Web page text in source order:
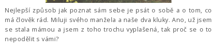
Nejlepší způsob jak poznat sám sebe je psát o sobě a o tom, co
má člověk rád. Miluji svého manžela a naše dva kluky. Ano, už jsem
se stala mámou a jsem z toho trochu vyplašená, tak proč se o to
nepodělit s vámi?